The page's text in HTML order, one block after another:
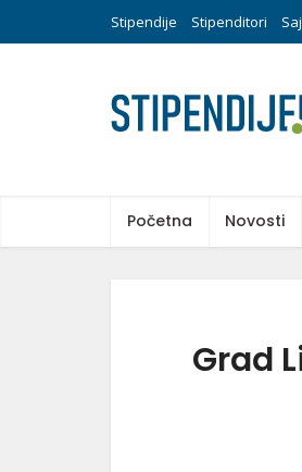
Stipendije Stipenditori
Početna Novosti
Grad